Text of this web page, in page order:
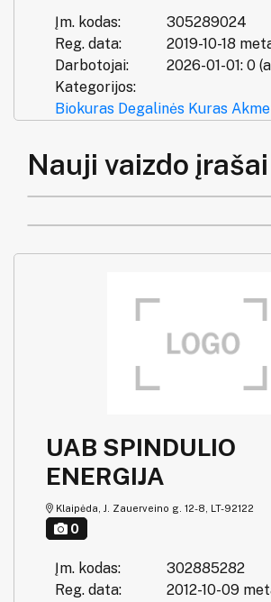
Įm. kodas:
305289024
Reg. data:
2019-10-18
Darbotojai:
2026-01-01: 0
Kategorijos:
Biokuras Degalinės Kuras
Nauji vaizdo įrašai
UAB SPINDULIO
ENERGIJA
Klaipėda, J. Zauerveino g. 12-8, LT-92122
0
Įm. kodas:
302885282
Reg. data:
2012-10-09